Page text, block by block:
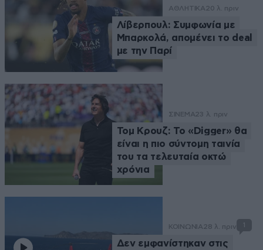
ΑΘΛΗΤΙΚΑ 20 λ. πριν
Λίβερπουλ: Συμφωνία με
Μπαρκολά, απομένει το deal
με την Παρί
ΣΙΝΕΜΑ23 λ. πριν
Τομ Κρουζ: Το «Digger» θα
είναι η πιο σύντομη ταινία
του τα τελευταία οκτώ
χρόνια
ΚΟΙΝΩΝΙΑ 28 λ. πριν 1
Δεν εμφανίστηκαν στις